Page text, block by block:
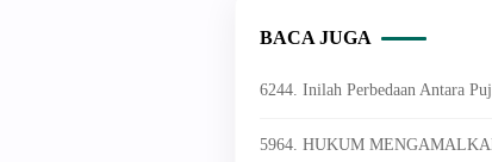
BACA JUGA
6244. Inilah Perbedaan Antara
5964. HUKUM